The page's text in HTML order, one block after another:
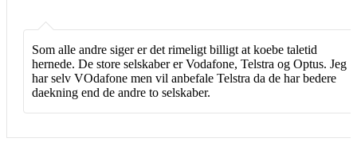
Som alle andre siger er det rimeligt billigt at koebe taletid
hernede. De store selskaber er Vodafone, Telstra og Optus. Jeg
har selv VOdafone men vil anbefale Telstra da de har bedere
daekning end de andre to selskaber.